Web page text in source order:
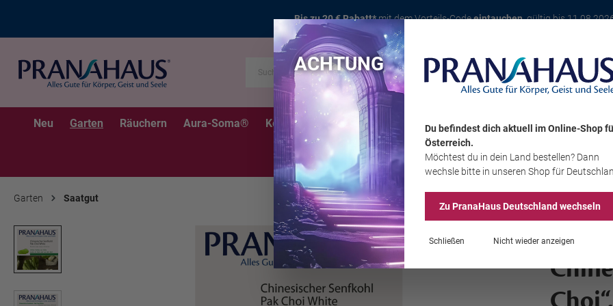
Bis zu 20 € Rabatt*mit dem Vorteils-Codeeintauchen, gültig bis
Karte
Neu Garten Räuchern Aura-Soma® Kerzen Schmuck Edelsteine Wohnambiente
Sale
Garten Saatgut
ACHTUNG
Du befindest dich aktuell im Online-Shop
Österreich.
Möchtest du in dein Land bestellen? Dann
wechsle bitte in unseren Shop für
Zu PranaHausDeutschland wechseln
Schließen Nicht wieder anzeigen